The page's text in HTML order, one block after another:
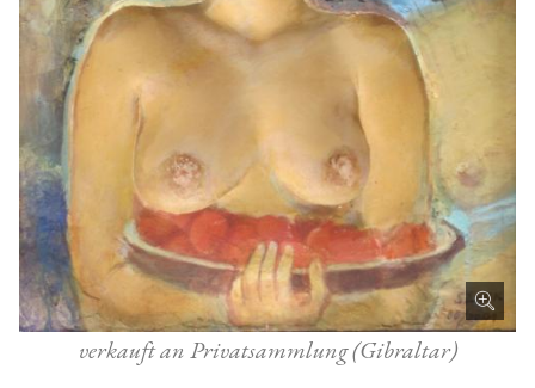
verkauft an Privatsammlung (Gibraltar)